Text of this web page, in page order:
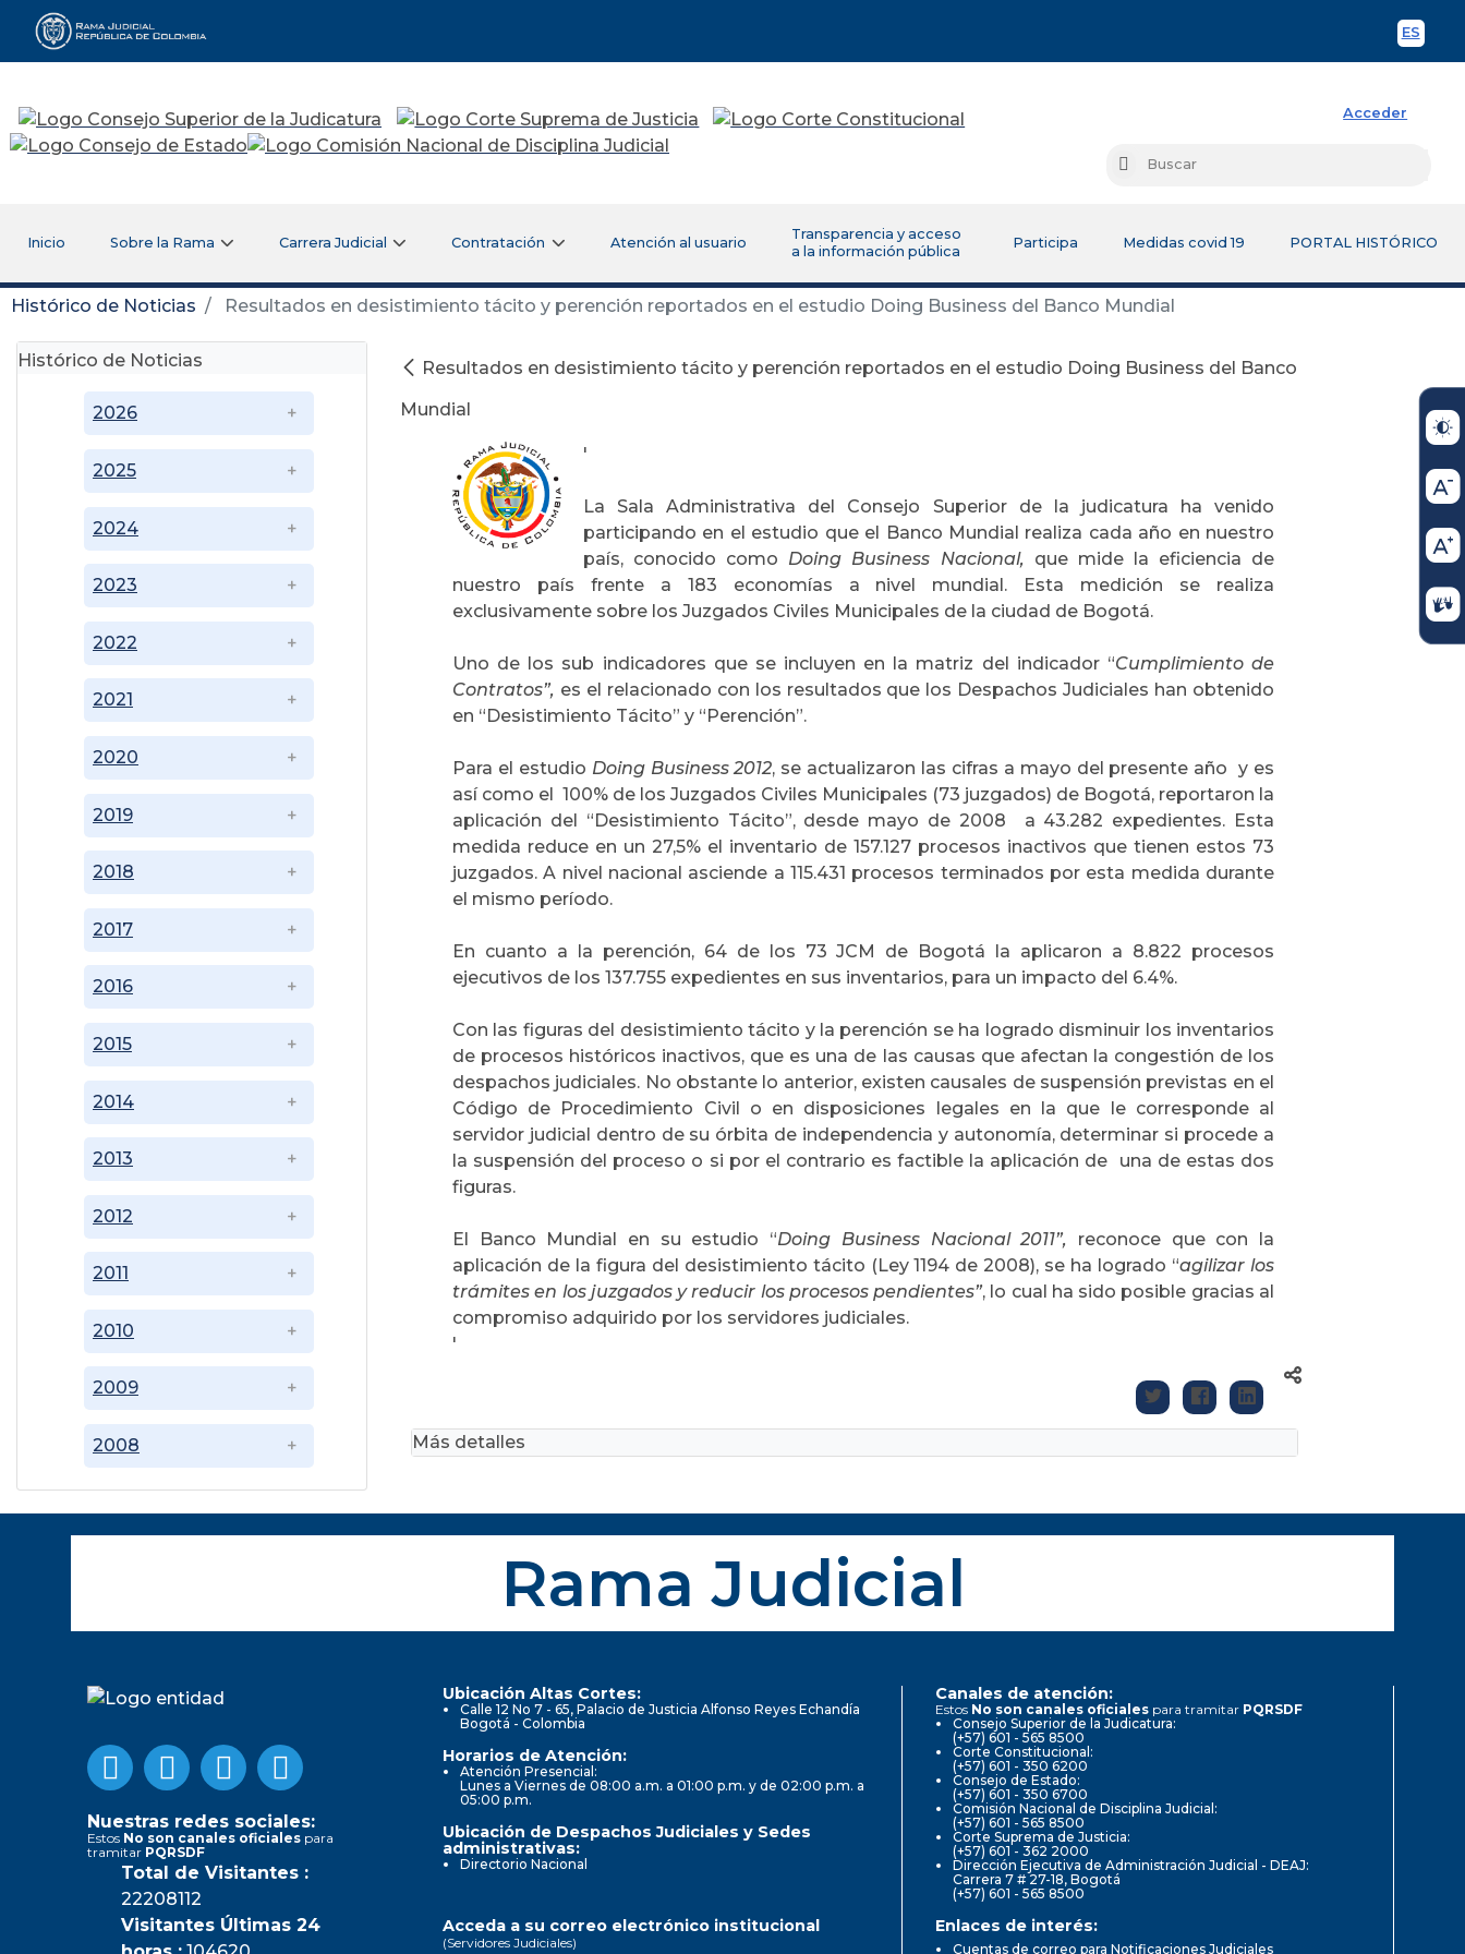
ES
Rama Judicial
Acceder
Buscar
Inicio Sobre la Rama Carrera Judicial Contratación Atención al usuario
Transparencia y acceso
a la información pública
Participa Medidas covid 19 PORTAL HISTÓRICO
Histórico de Noticias Resultados en desistimiento tácito y perención reportados en el estudio Doing Business del Banco Mundial
Histórico de Noticias
2008
2009
2010
2011
2012
2013
2014
2015
2016
2017
2018
2019
2020
2021
2022
2023
2024
2025
2026
Resultados en desistimiento tácito y perención reportados en el estudio Doing Business del Banco
Mundial
'
La Sala Administrativa del Consejo Superior de la judicatura ha venido
participando en el estudio que el Banco Mundial realiza cada año en nuestro
país, conocido como Doing Business Nacional, que mide la eficiencia de
nuestro país frente a 183 economías a nivel mundial. Esta medición se realiza
exclusivamente sobre los Juzgados Civiles Municipales de la ciudad de Bogotá.
Uno de los sub indicadores que se incluyen en la matriz del indicador “Cumplimiento de
Contratos”, es el relacionado con los resultados que los Despachos Judiciales han obtenido
en “Desistimiento Tácito” y “Perención”.
Para el estudio Doing Business 2012, se actualizaron las cifras a mayo del presente año y es
así como el 100% de los Juzgados Civiles Municipales (73 juzgados) de Bogotá, reportaron la
aplicación del “Desistimiento Tácito”, desde mayo de 2008
a 43.282 expedientes. Esta
medida reduce en un 27,5% el inventario de 157.127 procesos inactivos que tienen estos 73
juzgados. A nivel nacional asciende a 115.431 procesos terminados por esta medida durante
el mismo período.
En cuanto a la perención, 64 de los 73 JCM de Bogotá la aplicaron a 8.822 procesos
ejecutivos de los 137.755 expedientes en sus inventarios, para un impacto del 6.4%.
Con las figuras del desistimiento tácito y la perención se ha logrado disminuir los inventarios
de procesos históricos inactivos, que es una de las causas que afectan la congestión de los
despachos judiciales. No obstante lo anterior, existen causales de suspensión previstas en el
Código de Procedimiento Civil o en disposiciones legales en la que le corresponde al
servidor judicial dentro de su órbita de independencia y autonomía, determinar si procede a
la suspensión del proceso o si por el contrario es factible la aplicación de una de estas dos
figuras.
El Banco Mundial en su estudio “Doing Business Nacional 2011”,
reconoce que con la
aplicación de la figura del desistimiento tácito (Ley 1194 de 2008), se ha logrado “agilizar los
trámites en los juzgados y reducir los procesos pendientes”, lo cual ha sido posible gracias al
compromiso adquirido por los servidores judiciales.
'
Más detalles
Rama Judicial
Nuestras redes sociales:
Estos No son canales oficiales para
tramitar PQRSDF
Total de Visitantes :
22208112
Visitantes Últimas 24
Ubicación Altas Cortes:
Calle 12 No 7 - 65, Palacio de Justicia Alfonso Reyes Echandía
Bogotá - Colombia
Horarios de Atención:
Atención Presencial:
Lunes a Viernes de 08:00 a.m. a 01:00 p.m. y de 02:00 p.m. a
05:00 p.m.
Ubicación de Despachos Judiciales y Sedes
administrativas:
Directorio Nacional
Canales de atención:
Estos No son canales oficiales para tramitar PQRSDF
Consejo Superior de la Judicatura:
(+57) 601 - 565 8500
Corte Constitucional:
(+57) 601 - 350 6200
Consejo de Estado:
(+57) 601 - 350 6700
Comisión Nacional de Disciplina Judicial:
(+57) 601 - 565 8500
Corte Suprema de Justicia:
(+57) 601 - 362 2000
Dirección Ejecutiva de Administración Judicial - DEAJ:
Carrera 7 # 27-18, Bogotá
(+57) 601 - 565 8500
Acceda a su correo electrónico institucional
(Servidores Judiciales)
Enlaces de interés:
Cuentas de correo para Notificaciones Judiciales